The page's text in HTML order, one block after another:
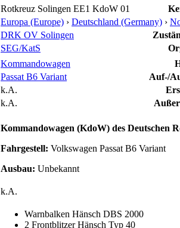
Rotkreuz Solingen EE1 KdoW 01
Europa (Europe) › Deutschland (Germany) ›
DRK OV Solingen
SEG/KatS
Kommandowagen
Passat B6 Variant
Auf-/
k.A.
k.A.
Kommandowagen (KdoW) des Deutschen
Fahrgestell: Volkswagen Passat B6 Variant
Ausbau: Unbekannt
k.A.
Warnbalken Hänsch DBS 2000
2 Frontblitzer Hänsch Typ 40